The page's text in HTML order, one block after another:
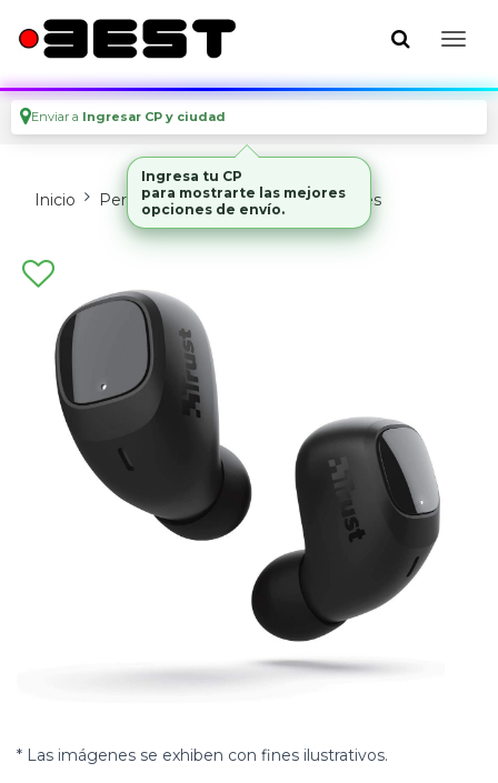
Enviar a Ingresar CP y ciudad
Inicio Perifericos Parlantes Y Auriculares
* Las imágenes se exhiben con fines ilustrativos.
Ingresa tu CP
para mostrarte las mejores
opciones de envío.